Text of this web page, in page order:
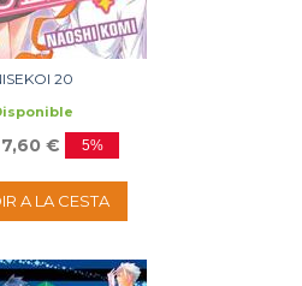
20
7,60 € 5%
A LA CESTA